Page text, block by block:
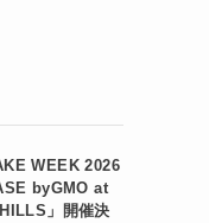
WEEK 2026
byGMO at
」開催決